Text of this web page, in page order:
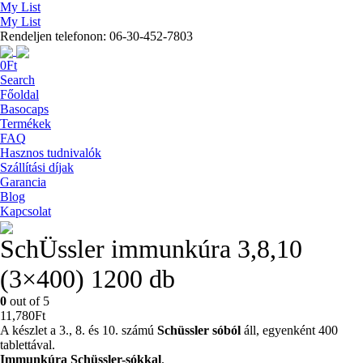
My List
My List
Rendeljen telefonon: 06-30-452-7803
0Ft
Search
Főoldal
Basocaps
Termékek
FAQ
Hasznos tudnivalók
Szállítási díjak
Garancia
Blog
Kapcsolat
SchÜssler immunkúra 3,8,10
(3×400) 1200 db
0 out of 5
11,780Ft
A készlet a 3., 8. és 10. számú Schüssler sóból áll, egyenként 400
tablettával.
Immunkúra Schüssler-sókkal.